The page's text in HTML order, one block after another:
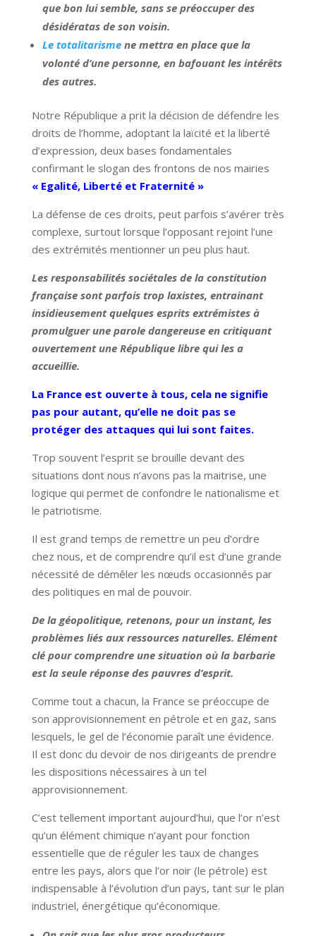
que bon lui semble, sans se préoccuper des
désidératas de son voisin.
Le totalitarismene mettra en place que la
volonté d’une personne, en bafouant les intérêts
des autres.
Notre République a prit la décision de défendre les
droits de l’homme, adoptant la laïcité et la liberté
d’expression, deux bases fondamentales
confirmant le slogan des frontons de nos mairies
« Egalité, Liberté et Fraternité »
La défense de ces droits, peut parfois s’avérer très
complexe, surtout lorsque l’opposant rejoint l’une
des extrémités mentionner un peu plus haut.
Les responsabilités sociétales de la constitution
française sont parfois trop laxistes, entrainant
insidieusement quelques esprits extrémistes à
promulguer une parole dangereuse en critiquant
ouvertement une République libre qui les a
accueillie.
La France est ouverte à tous, cela ne signifie
pas pour autant, qu’elle ne doit pas se
protéger des attaques qui lui sont faites.
Trop souvent l’esprit se brouille devant des
situations dont nous n’avons pas la maitrise, une
logique qui permet de confondre le nationalisme et
le patriotisme.
Il est grand temps de remettre un peu d’ordre
chez nous, et de comprendre qu’il est d’une grande
nécessité de démêler les nœuds occasionnés par
des politiques en mal de pouvoir.
De la géopolitique, retenons, pour un instant, les
problèmes liés aux ressources naturelles. Elément
clé pour comprendre une situation où la barbarie
est la seule réponse des pauvres d’esprit.
Comme tout a chacun, la France se préoccupe de
son approvisionnement en pétrole et en gaz, sans
lesquels, le gel de l’économie paraît une évidence.
Il est donc du devoir de nos dirigeants de prendre
les dispositions nécessaires à un tel
approvisionnement.
C’est tellement important aujourd’hui, que l’or n’est
qu’un élément chimique n’ayant pour fonction
essentielle que de réguler les taux de changes
entre les pays, alors que l’or noir (le pétrole) est
indispensable à l’évolution d’un pays, tant sur le plan
industriel, énergétique qu’économique.